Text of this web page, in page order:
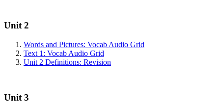
Unit 2
Words and Pictures: Vocab Audio Grid
Text 1: Vocab Audio Grid
Unit 2 Definitions: Revision
Unit 3